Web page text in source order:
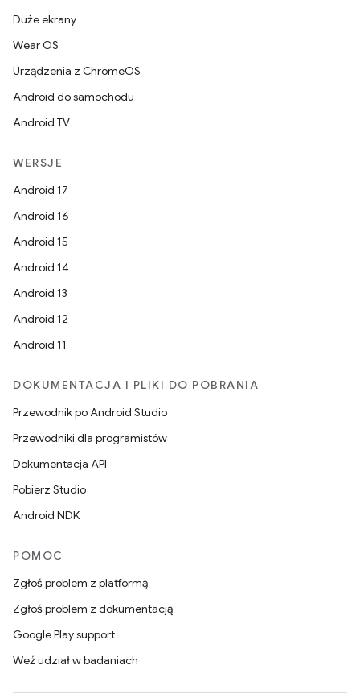
Duże ekrany
Wear OS
Urządzenia z ChromeOS
Android do samochodu
Android TV
WERSJE
Android 17
Android 16
Android 15
Android 14
Android 13
Android 12
Android 11
DOKUMENTACJA I PLIKI DO POBRANIA
Przewodnik po Android Studio
Przewodniki dla programistów
Dokumentacja API
Pobierz Studio
Android NDK
POMOC
Zgłoś problem z platformą
Zgłoś problem z dokumentacją
Google Play support
Weź udział w badaniach